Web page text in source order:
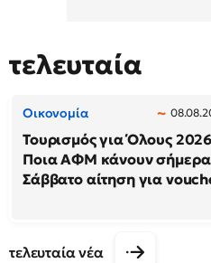
τελευταία
Οικονομία
Τουρισμός για Όλους
Ποια ΑΦΜ κάνουν σήμερα
Σάββατο αίτηση για
τελευταία νέα